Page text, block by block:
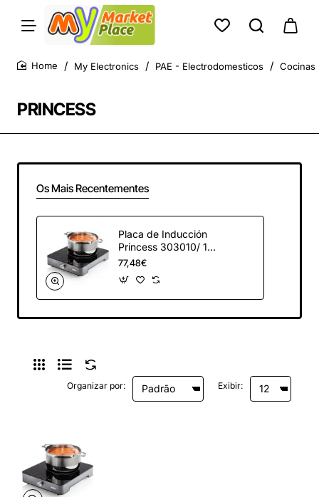
PRINCESS
My Electronics PAE - Electrodomesticos Cocinas
Os Mais Recentementes
Placa de Inducción
Princess 303010/ 1
placa de 200mm/
1800W
77,48€
Organizar por: Exibir: